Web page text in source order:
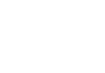
mit Meerblick
vielfältigen und
mit malerischem Meerblick